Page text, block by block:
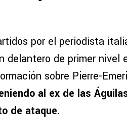
por el periodista
delantero de primer nivel
sobre Pierre-
al ex de las
de ataque.